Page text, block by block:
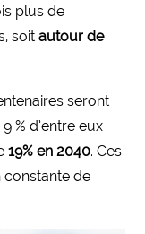
plus de
soitautour de
seront
% d’entre eux
19% en 2040. Ces
de